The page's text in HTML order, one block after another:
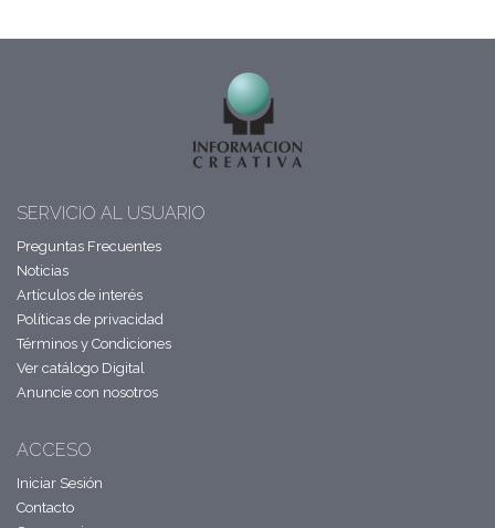
SERVICIO AL USUARIO
Preguntas Frecuentes
Noticias
Artículos de interés
Políticas de privacidad
Términos y Condiciones
Ver catálogo Digital
Anuncie con nosotros
ACCESO
Iniciar Sesión
Contacto